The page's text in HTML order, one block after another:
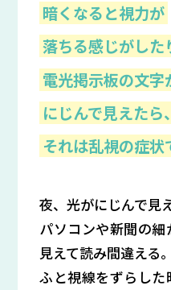
暗くなると視力が
落ちる感じがした
電光掲示板の文字
にじんで見えたら、
それは乱視の症状
夜、光がにじんで見
パソコンや新聞の
見えて読み間違える。
ふと視線をずらし